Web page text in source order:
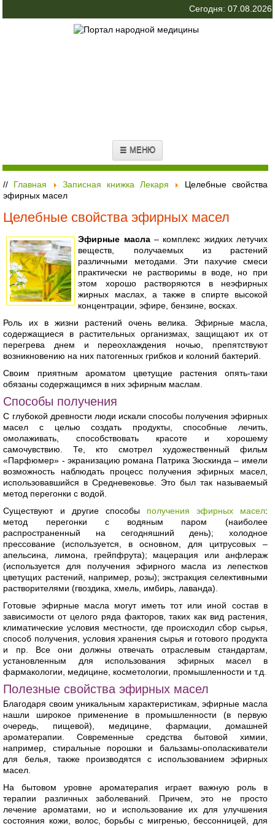
Сегодня: 07.08.2026
☰ МЕНЮ
// Главная Записная книжка Лекаря
Целебные свойства
эфирных масел
Целебные свойства эфирных масел
Эфирные масла– комплекс жидких летучих
веществ, получаемых из растений
различными методами. Эти пахучие смеси
практически не растворимы в воде, но при
этом хорошо растворяются в неэфирных
жирных маслах, а также в спирте высокой
концентрации, эфире, бензине, восках.
Роль их в жизни растений очень велика. Эфирные масла,
содержащиеся в растительных организмах, защищают их от
перегрева днем и переохлаждения ночью, препятствуют
возникновению на них патогенных грибков и колоний бактерий.
Своим приятным ароматом цветущие растения опять-таки
обязаны содержащимся в них эфирным маслам.
Способы получения
С глубокой древности люди искали способы получения эфирных
масел с целью создать продукты, способные лечить,
омолаживать, способствовать красоте и хорошему
самочувствию. Те, кто смотрел художественный фильм
«Парфюмер» - экранизацию романа Патрика Зюскинда – имели
возможность наблюдать процесс получения эфирных масел,
использовавшийся в Средневековье. Это был так называемый
метод перегонки с водой.
Существуют и другие способы получения эфирных масел:
метод перегонки с водяным паром (наиболее
распространенный на сегодняшний день); холодное
прессование (используется, в основном, для цитрусовых –
апельсина, лимона, грейпфрута); мацерация или анфлераж
(используется для получения эфирного масла из лепестков
цветущих растений, например, розы); экстракция селективными
растворителями (гвоздика, хмель, имбирь, лаванда).
Готовые эфирные масла могут иметь тот или иной состав в
зависимости от целого ряда факторов, таких как вид растения,
климатические условия местности, где происходил сбор сырья,
способ получения, условия хранения сырья и готового продукта
и пр. Все они должны отвечать отраслевым стандартам,
установленным для использования эфирных масел в
фармакологии, медицине, косметологии, промышленности и т.д.
Полезные свойства эфирных масел
Благодаря своим уникальным характеристикам, эфирные масла
нашли широкое применение в промышленности (в первую
очередь, пищевой), медицине, фармации, домашней
ароматерапии. Современные средства бытовой химии,
например, стиральные порошки и бальзамы-ополаскиватели
для белья, также производятся с использованием эфирных
масел.
На бытовом уровне ароматерапия играет важную роль в
терапии различных заболеваний. Причем, это не просто
лечение ароматами, но и использование их для улучшения
состояния кожи, волос, борьбы с мигренью, бессонницей, для